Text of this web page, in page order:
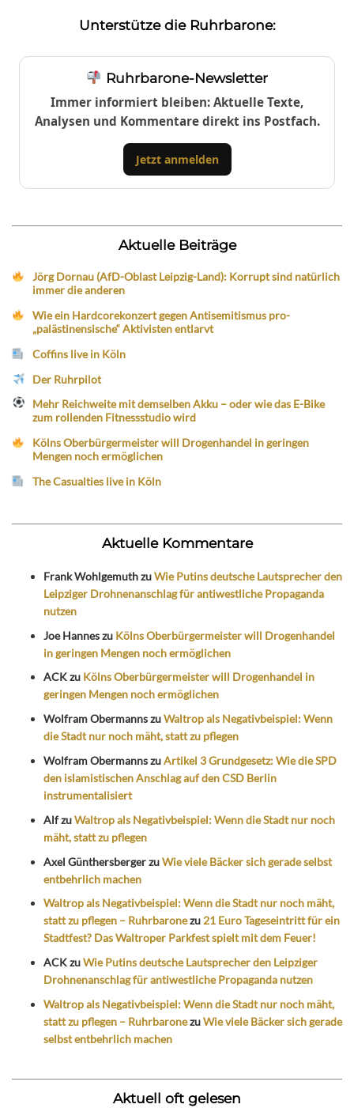
Unterstütze die Ruhrbarone:
Ruhrbarone-Newsletter
Immer informiert bleiben: Aktuelle Texte,
Analysen und Kommentare direkt ins Postfach.
Jetzt anmelden
Aktuelle Beiträge
Jörg Dornau (AfD-Oblast Leipzig-Land): Korrupt sind natürlich
immer die anderen
Wie ein Hardcorekonzert gegen Antisemitismus pro-
„palästinensische“ Aktivisten entlarvt
Coffins live in Köln
Der Ruhrpilot
Mehr Reichweite mit demselben Akku – oder wie das E-Bike
zum rollenden Fitnessstudio wird
Kölns Oberbürgermeister will Drogenhandel in geringen
Mengen noch ermöglichen
The Casualties live in Köln
Aktuelle Kommentare
Frank WohlgemuthzuWie Putins deutsche Lautsprecher den
Leipziger Drohnenanschlag für antiwestliche Propaganda
nutzen
Joe Hanneszu Kölns Oberbürgermeister will Drogenhandel
in geringen Mengen noch ermöglichen
ACKzu Kölns Oberbürgermeister will Drogenhandel in
geringen Mengen noch ermöglichen
Wolfram ObermannszuWaltrop als Negativbeispiel: Wenn
die Stadt nur noch mäht, statt zu pflegen
Wolfram ObermannszuArtikel 3 Grundgesetz: Wie die SPD
den islamistischen Anschlag auf den CSD Berlin
instrumentalisiert
AlfzuWaltrop als Negativbeispiel: Wenn die Stadt nur noch
mäht, statt zu pflegen
Axel GünthersbergerzuWie viele Bäcker sich gerade selbst
entbehrlich machen
Waltrop als Negativbeispiel: Wenn die Stadt nur noch mäht,
statt zu pflegen – Ruhrbaronezu 21 Euro Tageseintritt für ein
Stadtfest? Das Waltroper Parkfest spielt mit dem Feuer!
ACKzuWie Putins deutsche Lautsprecher den Leipziger
Drohnenanschlag für antiwestliche Propaganda nutzen
Waltrop als Negativbeispiel: Wenn die Stadt nur noch mäht,
statt zu pflegen – RuhrbaronezuWie viele Bäcker sich gerade
selbst entbehrlich machen
Aktuell oft gelesen